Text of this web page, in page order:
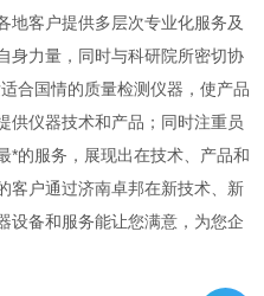
地客户提供多层次专业化服务及
身力量，同时与科研院所密切协
合国情的质量检测仪器，使产品
供仪器技术和产品；同时注重员
*的服务，展现出在技术、产品和
客户通过济南卓邦在新技术、新
设备和服务能让您满意，为您企